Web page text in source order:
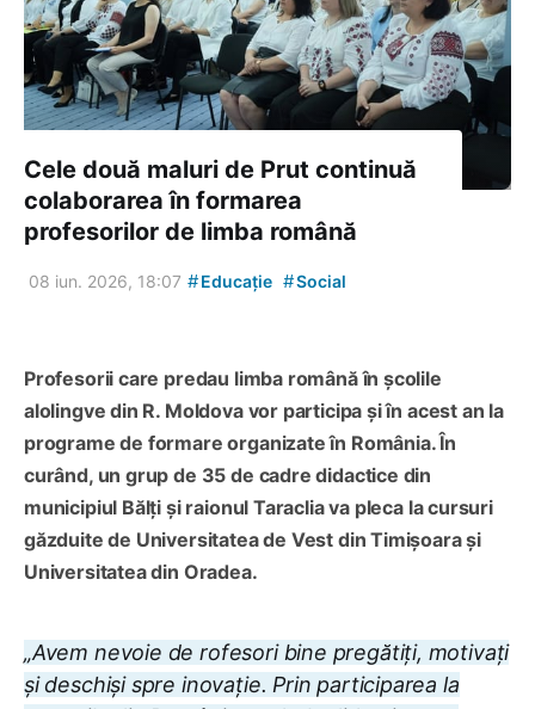
Cele două maluri de Prut continuă
colaborarea în formarea
profesorilor de limba română
08 iun. 2026, 18:07 #Educație #Social
Profesorii care predau limba română în școlile
alolingve din R. Moldova vor participa și în acest an la
programe de formare organizate în România. În
curând, un grup de 35 de cadre didactice din
municipiul Bălți și raionul Taraclia va pleca la cursuri
găzduite de Universitatea de Vest din Timișoara și
Universitatea din Oradea.
„Avem nevoie de rofesori bine pregătiți, motivați
și deschiși spre inovație. Prin participarea la